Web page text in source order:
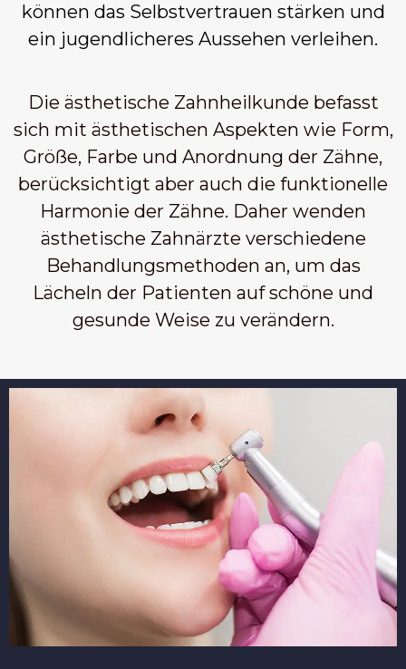
können das Selbstvertrauen stärken und
ein jugendlicheres Aussehen verleihen.
Die ästhetische Zahnheilkunde befasst
sich mit ästhetischen Aspekten wie Form,
Größe, Farbe und Anordnung der Zähne,
berücksichtigt aber auch die funktionelle
Harmonie der Zähne. Daher wenden
ästhetische Zahnärzte verschiedene
Behandlungsmethoden an, um das
Lächeln der Patienten auf schöne und
gesunde Weise zu verändern.